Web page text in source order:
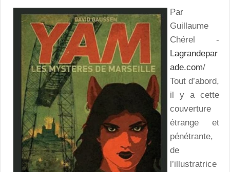
Par
Guillaume
Chérel -
Lagrandepar
ade.com/
Tout d’abord,
il y a cette
couverture
étrange et
pénétrante,
de
l’illustratrice